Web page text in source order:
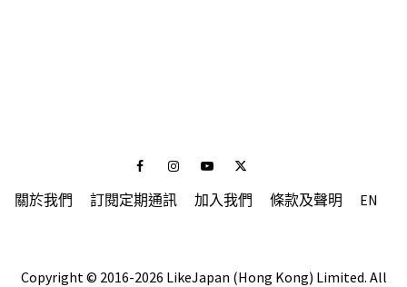
FacebookInstagramYoutubeTwitter
關於我們 訂閱定期通訊 加入我們 條款及聲明 EN
Copyright © 2016-2026 LikeJapan (Hong Kong) Limited. All